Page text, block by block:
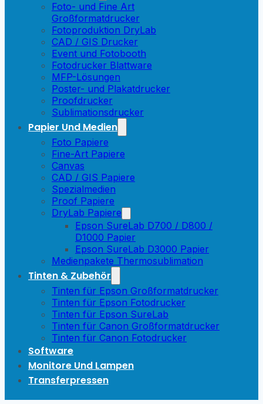
Foto- und Fine Art
Großformatdrucker
Fotoproduktion DryLab
CAD / GIS Drucker
Event und Fotobooth
Fotodrucker Blattware
MFP-Lösungen
Poster- und Plakatdrucker
Proofdrucker
Sublimationsdrucker
Papier Und Medien
Foto Papiere
Fine-Art Papiere
Canvas
CAD / GIS Papiere
Spezialmedien
Proof Papiere
DryLab Papiere
Epson SureLab D700 / D800 /
D1000 Papier
Epson SureLab D3000 Papier
Medienpakete Thermosublimation
Tinten & Zubehör
Tinten für Epson Großformatdrucker
Tinten für Epson Fotodrucker
Tinten für Epson SureLab
Tinten für Canon Großformatdrucker
Tinten für Canon Fotodrucker
Software
Monitore Und Lampen
Transferpressen